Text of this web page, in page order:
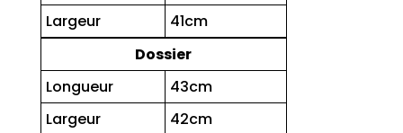
Largeur
41cm
Dossier
Longueur
43cm
Largeur
42cm